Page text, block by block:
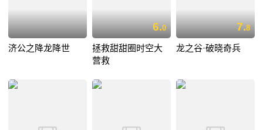
济公之降龙降世
6.0
拯救甜甜圈时空大
营救
7.8
龙之谷·破晓奇兵